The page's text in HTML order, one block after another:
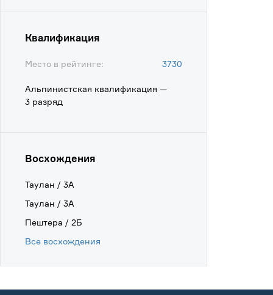
Квалификация
Место в рейтинге: 3730
Альпинистская квалификация —
3 разряд
Восхождения
Таулан / 3А
Таулан / 3А
Пештера / 2Б
Все восхождения